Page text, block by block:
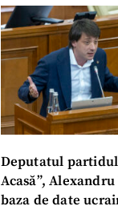
Deputatul
Acasă”,
baza de date